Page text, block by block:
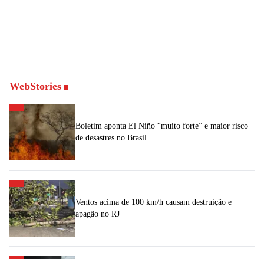
WebStories
Boletim aponta El Niño “muito forte” e maior risco
de desastres no Brasil
Ventos acima de 100 km/h causam destruição e
apagão no RJ